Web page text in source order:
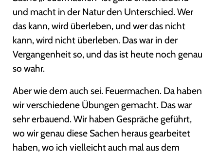
und macht in der Natur den Unterschied. Wer
das kann, wird überleben, und wer das nicht
kann, wird nicht überleben. Das war in der
Vergangenheit so, und das ist heute noch genau
so wahr.
Aber wie dem auch sei. Feuermachen. Da haben
wir verschiedene Übungen gemacht. Das war
sehr erbauend. Wir haben Gespräche geführt,
wo wir genau diese Sachen heraus gearbeitet
haben, wo ich vielleicht auch mal aus dem